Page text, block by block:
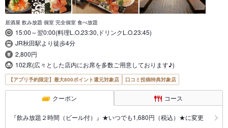
居酒屋 飲み放題 個室 完全個室 食べ放題
15:00～翌0:00(料理L.O.23:30,ドリンクL.O.23:45)
JR秋田駅より徒歩4分
2,800円
102席(広々とした店内にお席を多数ご用意しております♪)
【アプリ予約限定】最大800ポイント還元対象店 口コミ投稿特典対象店
クーポン コース
『飲み放題２時間（ビール付）』★いつでも1,680円（税込）★に変更